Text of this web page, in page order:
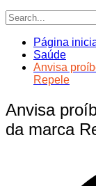
Página
Saúde
Anvisa
Repele
Anvisa
da marca